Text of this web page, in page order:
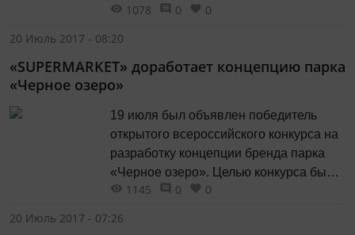
организованы 12 и 13 августа (суббота
Елабуга, Альметьевск, Ульяновск.
Казань Время отправления: 7:30 Пункт
стадиона Цена: 750 р. Набережные...
1078 0
0
20 Июль 2017 - 08:20
«SUPERMARKET» доработает концепцию парка
«Черное озеро»
19 июля был объявлен победитель
открытого всероссийского конкурса на
разработку концепции бренда парка
«Черное озеро». Целью конкурса была
разработка современной концепции
1145 0
0
20 Июль 2017 - 07:26